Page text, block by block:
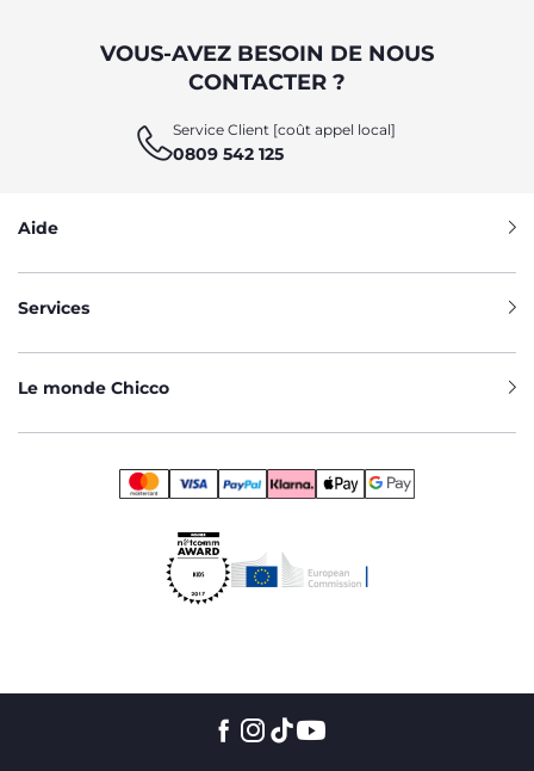
VOUS-AVEZ BESOIN DE NOUS
CONTACTER ?
Service Client [coût appel local]
0809 542 125
Aide
Services
Le monde Chicco